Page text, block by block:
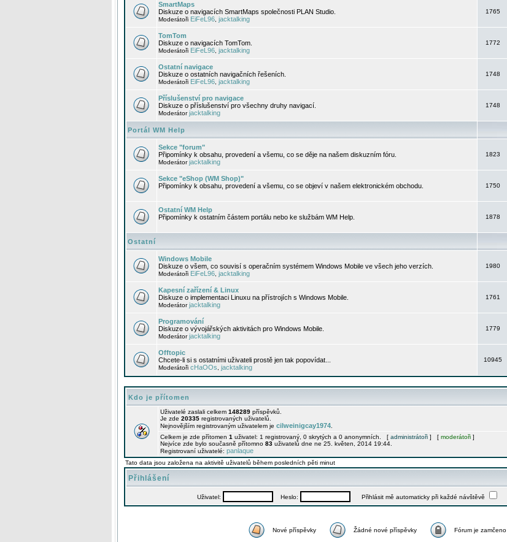
SmartMaps
Diskuze o navigacích SmartMaps společnosti PLAN Studio.
Moderátoři EiFeL96 jacktalking
1765
TomTom
Diskuze o navigacích TomTom.
Moderátoři EiFeL96 jacktalking
1772
Ostatní navigace
Diskuze o ostatních navigačních řešeních.
Moderátoři EiFeL96 jacktalking
1748
Příslušenství pro navigace
Diskuze o příslušenství pro všechny druhy navigací.
Moderátorjacktalking
1748
Portál WM Help
Sekce "forum"
Připomínky k obsahu, provedení a všemu, co se děje na našem diskuzním fóru.
Moderátorjacktalking
1823
Sekce "eShop (WM Shop)"
Připomínky k obsahu, provedení a všemu, co se objeví v našem elektronickém obchodu.
1750
Ostatní WM Help
Připomínky k ostatním částem portálu nebo ke službám WM Help.
1878
Ostatní
Windows Mobile
Diskuze o všem, co souvisí s operačním systémem Windows Mobile ve všech jeho verzích.
Moderátoři EiFeL96 jacktalking
1980
Kapesní zařízení & Linux
Diskuze o implementaci Linuxu na přístrojích s Windows Mobile.
Moderátorjacktalking
1761
Programování
Diskuze o vývojářských aktivitách pro Windows Mobile.
Moderátorjacktalking
1779
Offtopic
Chcete-li si s ostatními uživateli prostě jen tak popovídat...
Moderátoři cHaOOs jacktalking
10945
Kdo je přítomen
Uživatelé zaslali celkem 148289 příspěvků.
Je zde 20335 registrovaných uživatelů.
Nejnovějším registrovaným uživatelem je cilweinigcay1974
Celkem je zde přítomen 1 uživatel: 1 registrovaný, 0 skrytých a 0 anonymních. [ administrátoři ] [ moderátoři ]
Nejvíce zde bylo současně přítomno 83 uživatelů dne ne 25. květen, 2014 19:44.
Registrovaní uživatelé: panlaque
Tato data jsou založena na aktivitě uživatelů během posledních pěti minut
Přihlášení
Uživatel: Heslo: Přihlásit mě automaticky při každé návštěvě
Nové příspěvky Žádné nové příspěvky Fórum je zamčeno